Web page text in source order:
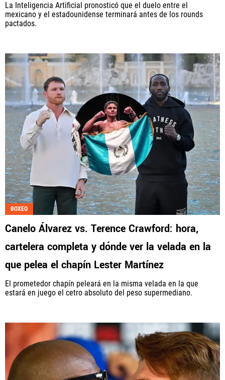
La Inteligencia Artificial pronosticó que el duelo entre el
mexicano y el estadounidense terminará antes de los rounds
pactados.
BOXEO
Canelo Álvarez vs. Terence Crawford: hora,
cartelera completa y dónde ver la velada en la
que pelea el chapín Lester Martínez
El prometedor chapín peleará en la misma velada en la que
estará en juego el cetro absoluto del peso supermediano.